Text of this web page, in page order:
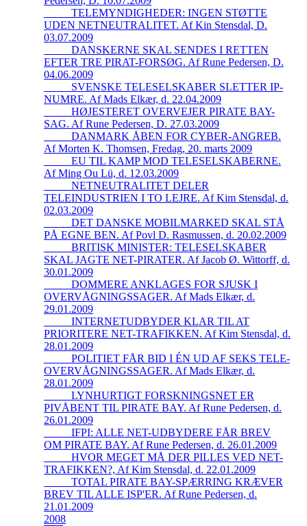
_____TELEMYNDIGHEDER: INGEN STØTTE
UDEN NETNEUTRALITET. Af Kin Stensdal, D.
03.07.2009
_____DANSKERNE SKAL SENDES I RETTEN
EFTER TRE PIRAT-FORSØG. Af Rune Pedersen, D.
04.06.2009
_____SVENSKE TELESELSKABER SLETTER IP-
NUMRE. Af Mads Elkær, d. 22.04.2009
_____HØJESTERET OVERVEJER PIRATE BAY-
SAG. Af Rune Pedersen, D. 27.03.2009
_____DANMARK ÅBEN FOR CYBER-ANGREB.
Af Morten K. Thomsen, Fredag, 20. marts 2009
_____EU TIL KAMP MOD TELESELSKABERNE.
Af Ming Ou Lü, d. 12.03.2009
_____NETNEUTRALITET DELER
TELEINDUSTRIEN I TO LEJRE. Af Kim Stensdal, d.
02.03.2009
_____DET DANSKE MOBILMARKED SKAL STÅ
PÅ EGNE BEN. Af Povl D. Rasmussen, d. 20.02.2009
_____BRITISK MINISTER: TELESELSKABER
SKAL JAGTE NET-PIRATER. Af Jacob Ø. Wittorff, d.
30.01.2009
_____DOMMERE ANKLAGES FOR SJUSK I
OVERVÅGNINGSSAGER. Af Mads Elkær, d.
29.01.2009
_____INTERNETUDBYDER KLAR TIL AT
PRIORITERE NET-TRAFIKKEN. Af Kim Stensdal, d.
28.01.2009
_____POLITIET FÅR BID I ÉN UD AF SEKS TELE-
OVERVÅGNINGSSAGER. Af Mads Elkær, d.
28.01.2009
_____LYNHURTIGT FORSKNINGSNET ER
PIVÅBENT TIL PIRATE BAY. Af Rune Pedersen, d.
26.01.2009
_____IFPI: ALLE NET-UDBYDERE FÅR BREV
OM PIRATE BAY. Af Rune Pedersen, d. 26.01.2009
_____HVOR MEGET MÅ DER PILLES VED NET-
TRAFIKKEN?, Af Kim Stensdal, d. 22.01.2009
_____TOTAL PIRATE BAY-SPÆRRING KRÆVER
BREV TIL ALLE ISP'ER. Af Rune Pedersen, d.
21.01.2009
2008